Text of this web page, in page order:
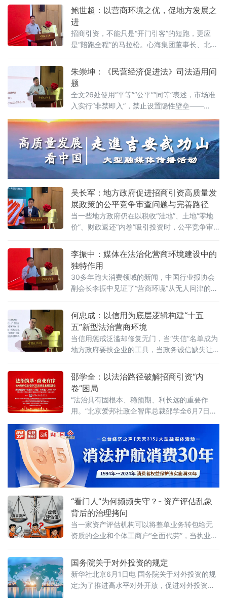
以
心揭牌仪式既同期举办的“法治筑基、商业有序
——地方政府促进招商引资和高质量发展路
径”法治化营商环境建设（公益）大讲堂2026首
期活动上给出明确答案：律师不仅是法律的实
践者，更是连接政府、市场与司法的法治纽
法治化水
鲍世超：以营商环境之优，促地方发展之
进
招商引资，不能只是“开门引客”的短跑，更应
是“陪跑全程”的马拉松。心海集团董事长、北京
行会长鲍世超6月7日在中国政法大学法治化营
商环境建设与数字金融研究中心揭牌仪式既同
期举办的“法治筑基、商业有序——地方政府促
进招商引资和高质量发展路径”法治化营商环境
建设（公益）大讲堂2026首期活动上，以企业
家视角道出法治化营商环境的真谛：“一个
朱崇坤：《民营经济促进法》司法适用问
题
全文26处使用“平等”“公平”“同等”表述，市场准
入实行“非禁即入”，禁止设置隐性壁垒——
经济促进法》被寄予厚望。然而，北京企业法
治与发展研究会副会长朱崇坤6月7日在中国政
法大学法治化营商环境建设与数字金融研究中
心揭牌仪式既同期举办的“法治筑基、商业有序
——地方政府促进招商引资和高质量发展路
吴长军：地方政府促进招商引资高质量发
展政策的公平竞争审查问题与完善路径
当一些地方政府仍在以税收“洼地”、土地“零地
价”、财政返还“内卷”吸引投资时，公平竞争审
例》施行近两年来，为何部分地区仍屡屡出
现“超国民待遇”补贴、隐性地方保护、跨区域恶
性竞争？北京物资学院法学院院长吴长军6月7
日在中国政法大学法治化营商环境建设与数字
金融研究中心揭牌仪式既同期举办的“法治筑
李振中：媒体在法治化营商环境建设中的
独特作用
30多年跑大消费领域的新闻，中国行业报协会
副会长李振中见证了“营商环境”从无人问津的模
国政法大学法治化营商环境建设与数字金融研
究中心揭牌仪式既同期举办的“法治筑基、商业
有序——地方政府促进招商引资和高质量发展
路径”法治化营商环境建设（公益）大讲堂2026
首期活动上，李振中以媒体人视角直言：法治
何忠成：以信用为底层逻辑构建“十五
五”新型法治营商环境
当信用惩戒泛滥却修复无门，当“失信”名单成为
地方政府要挟企业的工具，当政务诚信缺失让
环境，还是在异化为另一种权力寻租？上海大
学法学院企业法治与创新发展研究中心主任何
忠成6月7日在中国政法大学法治化营商环境建
设与数字金融研究中心揭牌仪式既同期举办
的“法治筑基、商业有序——地方政府促进招商
引资和高质量发展路径”法治化营商环境建设
（公益）大
邵学全：以法治路径破解招商引资“内
卷”困局
“法治具有固根本、稳预期、利长远的重要作
用。”北京爱邦社政企智库总裁邵学全6月7日在
研究中心揭牌仪式既同期举办的“法治筑基、商
业有序——地方政府促进招商引资和高质量发
展路径”法治化营商环境建设（公益）大讲堂
2026首期活动上发表书面发言，为地方政府招
商引资高质量发展提出五条法治路径。他指
出，推动高质量发展离不开法治的支撑和保
障，地方政
“看门人”为何频频失守？- 资产评估乱象
背后的治理拷问
当一家资产评估机构可以将整单业务转包给无
资质的企业和个体工商户“全面代劳”，当执业人
重要评估参数可以随意调整、评估依据可以凭
空缺失——这张资本市场“看门人”的名片，还剩
下几分信度？上述场景并非危言耸听。近日，
财政部公布的2025年度资产评估行业联合检查
国务院关于对外投资的规定
新华社北京6月1日电 国务院关于对外投资的规
定;为了推进高水平对外开放，促进对外投资高